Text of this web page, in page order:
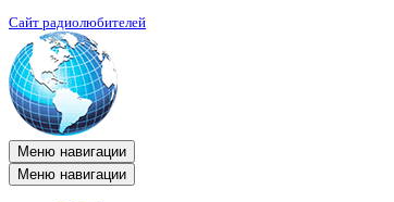
Сайт радиолюбителей
Меню навигации
Меню навигации